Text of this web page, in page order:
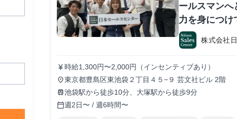
ールスマンへ
力を身につけ
か？ ※当社直
#1.2年生可 -
期・有給イン
株式会社
currency_yen時給1,300円〜2,000円（インセンティブあり）
place東京都豊島区東池袋２丁目４５−９ 芸文社ビル 2階
train池袋駅から徒歩10分、大塚駅から徒歩9分
calendar_today週2日〜 / 週6時間〜